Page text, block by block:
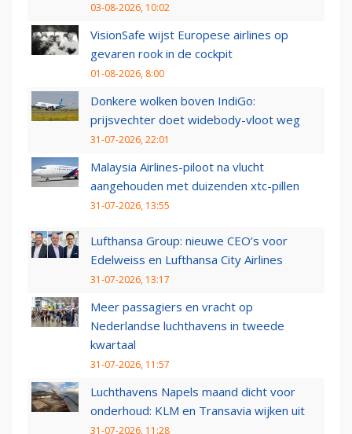
03-08-2026, 10:02
VisionSafe wijst Europese airlines op
gevaren rook in de cockpit
01-08-2026, 8:00
Donkere wolken boven IndiGo:
prijsvechter doet widebody-vloot weg
31-07-2026, 22:01
Malaysia Airlines-piloot na vlucht
aangehouden met duizenden xtc-pillen
31-07-2026, 13:55
Lufthansa Group: nieuwe CEO’s voor
Edelweiss en Lufthansa City Airlines
31-07-2026, 13:17
Meer passagiers en vracht op
Nederlandse luchthavens in tweede
kwartaal
31-07-2026, 11:57
Luchthavens Napels maand dicht voor
onderhoud: KLM en Transavia wijken uit
31-07-2026, 11:28